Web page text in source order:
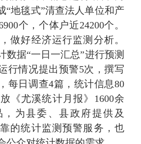
“地毯式”清查法人单位和产
个，个体户近24200个。
做好经济运行监测分析。
数据“一日一汇总”进行预测
行情况提出预警5次，撰写
每日调查4篇，统计信息80
《尤溪统计月报》1600余
为县委、县政府提供及
的统计监测预警服务，也